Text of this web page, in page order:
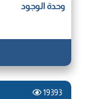
وحدة الوجود
19393